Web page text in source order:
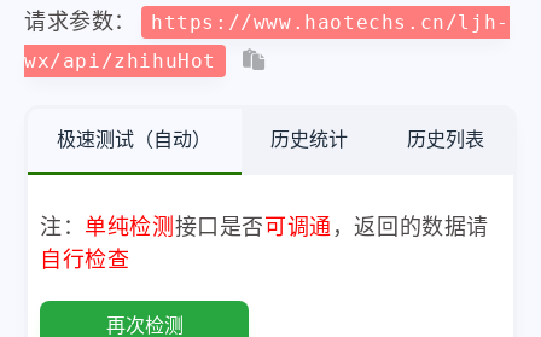
请求参数：
https://www.haotechs.cn/ljh-
wx/api/zhihuHot
极速测试（自动） 历史统计 历史列表
注： 单纯检测 接口是否 可调通 ，返回的数据请
自行检查
再次检测